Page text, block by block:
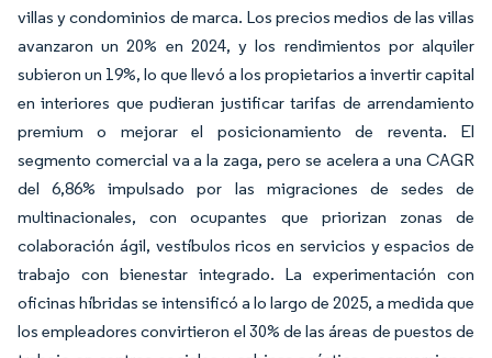
villas y condominios de marca. Los precios medios de las villas
avanzaron un 20% en 2024, y los rendimientos por alquiler
subieron un 19%, lo que llevó a los propietarios a invertir capital
en interiores que pudieran justificar tarifas de arrendamiento
premium o mejorar el posicionamiento de reventa. El
segmento comercial va a la zaga, pero se acelera a una CAGR
del 6,86% impulsado por las migraciones de sedes de
multinacionales, con ocupantes que priorizan zonas de
colaboración ágil, vestíbulos ricos en servicios y espacios de
trabajo con bienestar integrado. La experimentación con
oficinas híbridas se intensificó a lo largo de 2025, a medida que
los empleadores convirtieron el 30% de las áreas de puestos de